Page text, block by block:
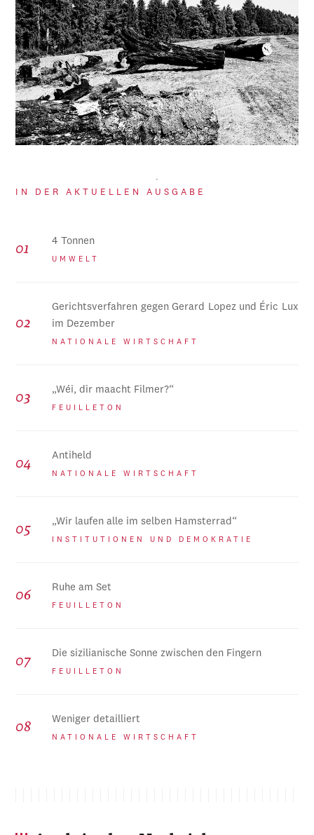
IN DER AKTUELLEN AUSGABE
4 Tonnen
UMWELT
Gerichtsverfahren gegen Gerard Lopez und Éric Lux
im Dezember
NATIONALE WIRTSCHAFT
„Wéi, dir maacht Filmer?“
FEUILLETON
Antiheld
NATIONALE WIRTSCHAFT
„Wir laufen alle im selben Hamsterrad“
INSTITUTIONEN UND DEMOKRATIE
Ruhe am Set
FEUILLETON
Die sizilianische Sonne zwischen den Fingern
FEUILLETON
Weniger detailliert
NATIONALE WIRTSCHAFT